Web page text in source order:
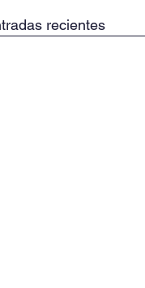
recientes